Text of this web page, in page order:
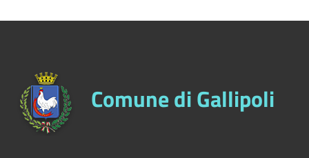
Comune di Gallipoli